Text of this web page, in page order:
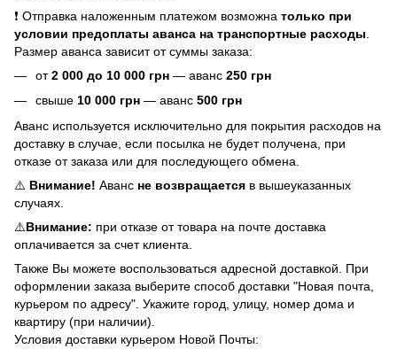
❗ Отправка наложенным платежом возможна только при
условии предоплаты аванса на транспортные расходы
Размер аванса зависит от суммы заказа:
от2 000 до 10 000 грн — аванс 250 грн
свыше 10 000 грн — аванс 500 грн
Аванс используется исключительно для покрытия расходов на
доставку в случае, если посылка не будет получена, при
отказе от заказа или для последующего обмена.
⚠️ Внимание! Аванс не возвращается в вышеуказанных
случаях.
⚠️Внимание: при отказе от товара на почте доставка
оплачивается за счет клиента.
Также Вы можете воспользоваться адресной доставкой. При
оформлении заказа выберите способ доставки "Новая почта,
курьером по адресу". Укажите город, улицу, номер дома и
квартиру (при наличии).
Условия доставки курьером Новой Почты: